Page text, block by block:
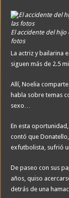
El accidente del
fotos
La actriz y bailarina
siguen más de 2.5
Allí, Noelia
habla sobre temas
sexo…
En esta
contó que
exfutbolista, sufrió
De paseo con sus
años, quiso
detrás de una